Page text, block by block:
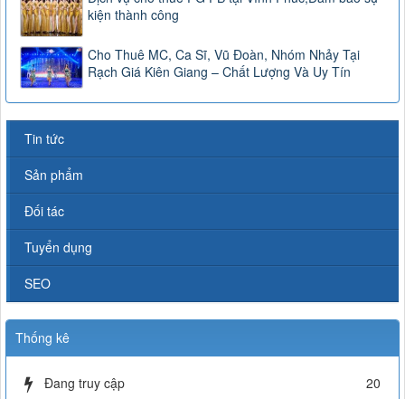
kiện thành công
Cho Thuê MC, Ca Sĩ, Vũ Đoàn, Nhóm Nhảy Tại
Rạch Giá Kiên Giang – Chất Lượng Và Uy Tín
Tin tức
Sản phẩm
Đối tác
Tuyển dụng
SEO
Thống kê
Đang truy cập
20